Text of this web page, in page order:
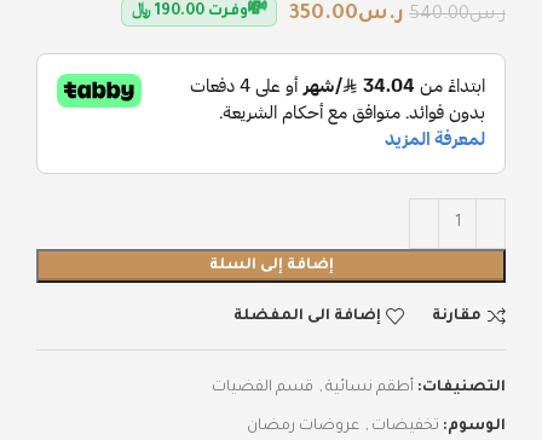
ر.س540.00 ر.س350.00
💸وفرت 190.00 ﷼
إضافة إلى السلة
مقارنة إضافة الى المفضلة
التصنيفات: أطقم نسائية , قسم الفضيات
الوسوم: تخفيضات , عروضات رمضان